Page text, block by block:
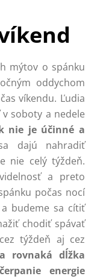
mýtov o spánku
oddychom
víkendu. Ľudia
soboty a nedele
nie je účinné a
dajú nahradiť
nie celý týždeň.
a preto
počas nocí
budeme sa cítiť
chodiť spávať
týždeň aj cez
rovnaká dĺžka
energie